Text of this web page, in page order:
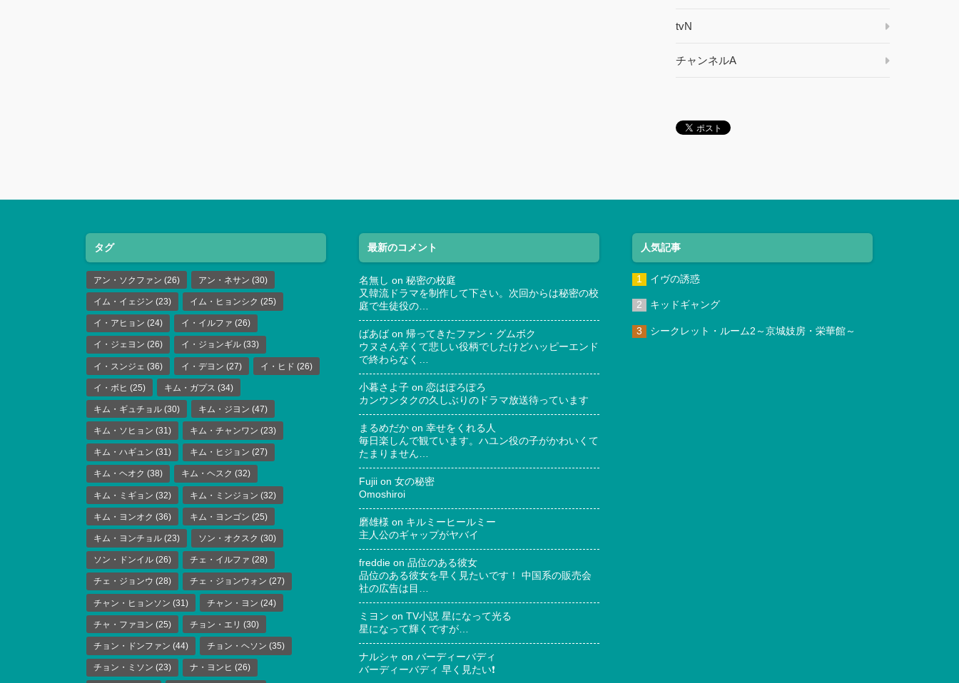
tvN
チャンネルA
タグ
アン・ソクファン (26) アン・ネサン (30)
イム・イェジン (23) イム・ヒョンシク (25)
イ・アヒョン (24) イ・イルファ (26)
イ・ジェヨン (26) イ・ジョンギル (33)
イ・スンジェ (36) イ・デヨン (27) イ・ヒド (26)
イ・ボヒ (25) キム・ガプス (34)
キム・ギュチョル (30) キム・ジヨン (47)
キム・ソヒョン (31) キム・チャンワン (23)
キム・ハギュン (31) キム・ヒジョン (27)
キム・ヘオク (38) キム・ヘスク (32)
キム・ミギョン (32) キム・ミンジョン (32)
キム・ヨンオク (36) キム・ヨンゴン (25)
キム・ヨンチョル (23) ソン・オクスク (30)
ソン・ドンイル (26) チェ・イルファ (28)
チェ・ジョンウ (28) チェ・ジョンウォン (27)
チャン・ヒョンソン (31) チャン・ヨン (24)
チャ・ファヨン (25) チョン・エリ (30)
チョン・ドンファン (44) チョン・ヘソン (35)
チョン・ミソン (23) ナ・ヨンヒ (26)
最新のコメント
名無し on 秘密の校庭
又韓流ドラマを制作して下さい。次回からは秘密の校
庭で生徒役の…
ばあば on 帰ってきたファン・グムボク
ウヌさん辛くて悲しい役柄でしたけどハッピーエンド
で終わらなく…
小暮さよ子 on 恋はぽろぽろ
カンウンタクの久しぶりのドラマ放送待っています
まるめだか on 幸せをくれる人
毎日楽しんで観ています。ハユン役の子がかわいくて
たまりません…
Fujii on 女の秘密
Omoshiroi
磨雄様 on キルミーヒールミー
主人公のギャップがヤバイ
freddie on 品位のある彼女
品位のある彼女を早く見たいです！ 中国系の販売会
社の広告は目…
ミヨン on TV小説 星になって光る
星になって輝くですが…
ナルシャ on バーディーバディ
バーディーバディ 早く見たい❗
人気記事
イヴの誘惑
キッドギャング
シークレット・ルーム2～京城妓房・栄華館～